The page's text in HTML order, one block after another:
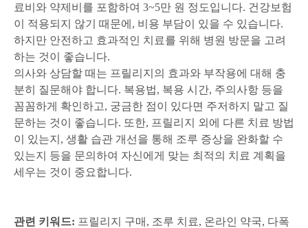
료비와 약제비를 포함하여 3~5만 원 정도입니다. 건강보험
이 적용되지 않기 때문에, 비용 부담이 있을 수 있습니다.
하지만 안전하고 효과적인 치료를 위해 병원 방문을 고려
하는 것이 좋습니다.
의사와 상담할 때는 프릴리지의 효과와 부작용에 대해 충
분히 질문해야 합니다. 복용법, 복용 시간, 주의사항 등을
꼼꼼하게 확인하고, 궁금한 점이 있다면 주저하지 말고 질
문하는 것이 좋습니다. 또한, 프릴리지 외에 다른 치료 방법
이 있는지, 생활 습관 개선을 통해 조루 증상을 완화할 수
있는지 등을 문의하여 자신에게 맞는 최적의 치료 계획을
세우는 것이 중요합니다.
관련 키워드: 프릴리지 구매, 조루 치료, 온라인 약국, 다폭